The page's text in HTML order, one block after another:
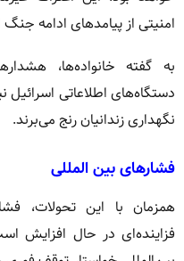
امنیتی از پیامدهای ادامه
به گفته خانواده‌ها،
دستگاه‌های اطلاعاتی اسرائیل
نگهداری زندانیان رنج می‌برند.
فشارهای بین‌ المللی
همزمان با این تحولات،
فزاینده‌ای در حال افزایش